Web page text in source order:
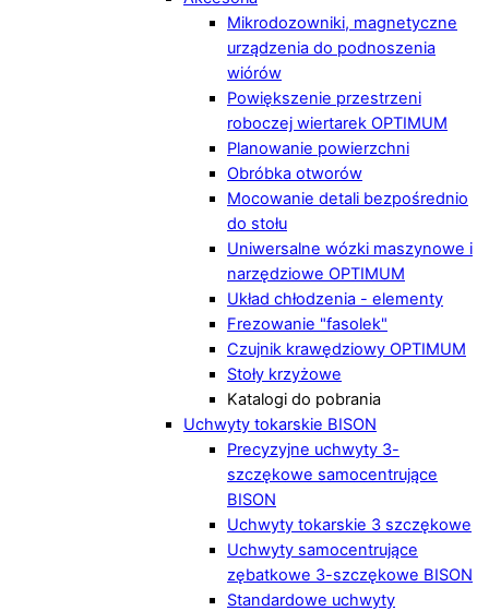
Mikrodozowniki, magnetyczne
urządzenia do podnoszenia
wiórów
Powiększenie przestrzeni
roboczej wiertarek OPTIMUM
Planowanie powierzchni
Obróbka otworów
Mocowanie detali bezpośrednio
do stołu
Uniwersalne wózki maszynowe i
narzędziowe OPTIMUM
Układ chłodzenia - elementy
Frezowanie "fasolek"
Czujnik krawędziowy OPTIMUM
Stoły krzyżowe
Katalogi do pobrania
Uchwyty tokarskie BISON
Precyzyjne uchwyty 3-
szczękowe samocentrujące
BISON
Uchwyty tokarskie 3 szczękowe
Uchwyty samocentrujące
zębatkowe 3-szczękowe BISON
Standardowe uchwyty